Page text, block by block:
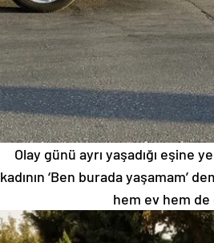
Olay günü ayrı yaşadığı eşine
kadının ‘Ben burada yaşamam’
hem ev hem de